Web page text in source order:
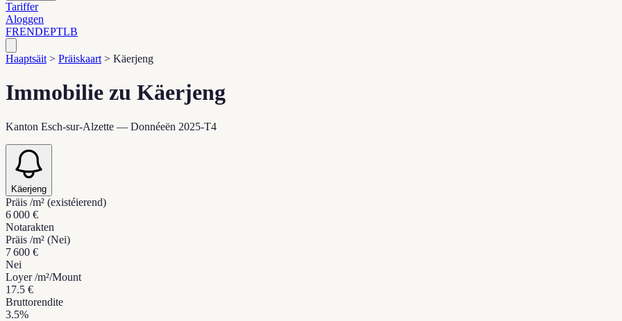
Tariffer
Aloggen
FRENDEPTLB
Haaptsäit > Präiskaart > Käerjeng
Immobilie zu Käerjeng
Kanton Esch-sur-Alzette — Donnéeën 2025-T4
Käerjeng
Präis /m² (existéierend)
6 000 €
Notarakten
Präis /m² (Nei)
7 600 €
Nei
Loyer /m²/Mount
17.5 €
Bruttorendite
3.5%